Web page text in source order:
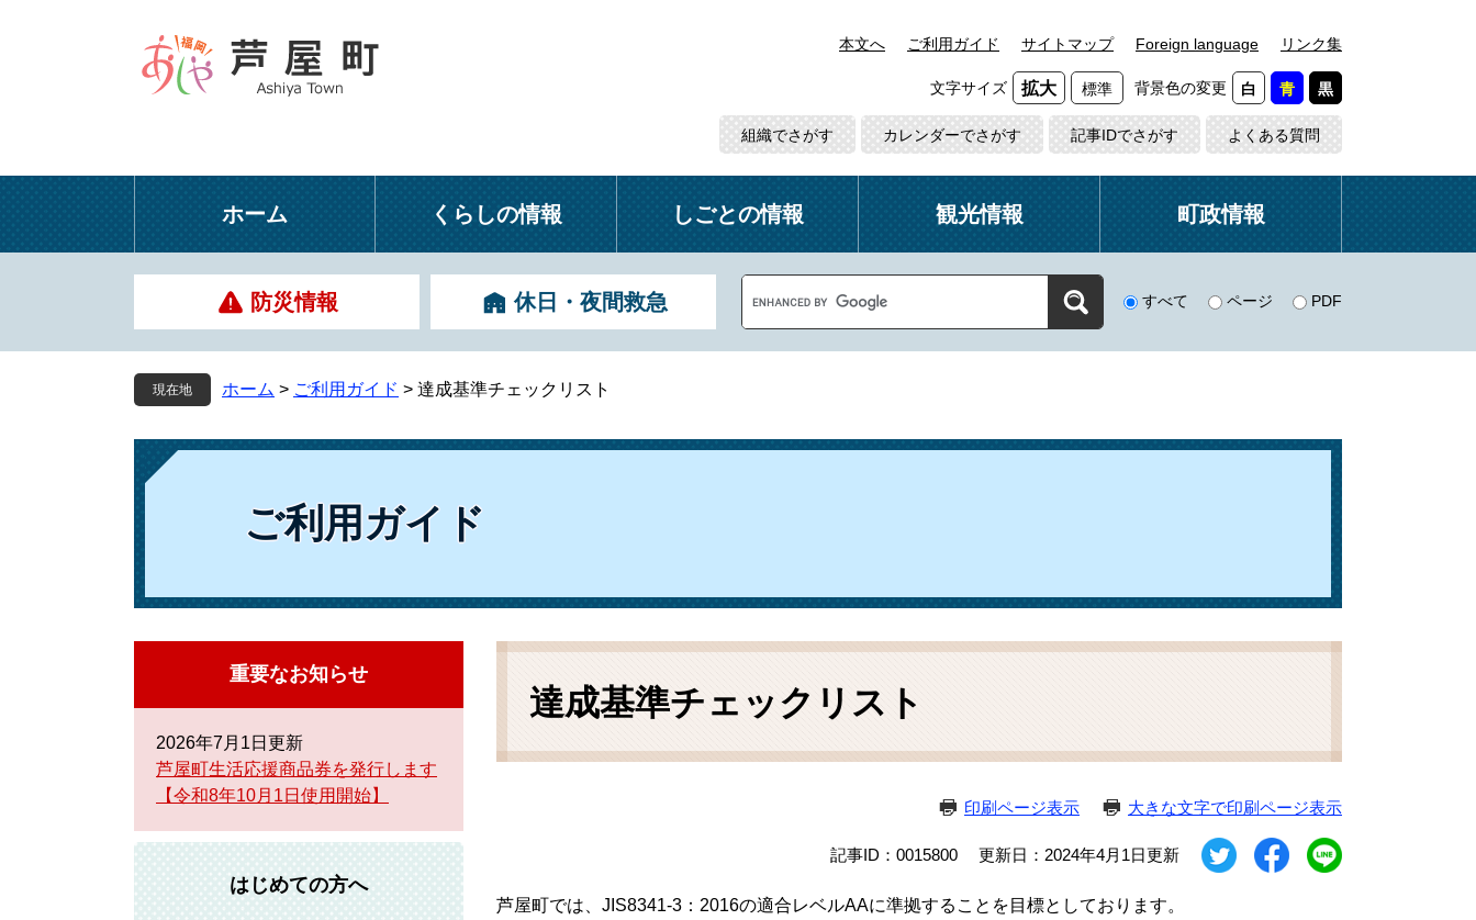
本
本文へ ご利用ガイド サイトマップ Foreign language リンク集
文字サイズ 拡大 標準 背景色の変更 白 青 黒
組織でさがす カレンダーでさがす 記事IDでさがす よくある質問
ホーム くらしの情報 しごとの情報 観光情報 町政情報
防災情報 休日・夜間救急
o
g
ス
すべて ページ PDF
現在地 ホーム > ご利用ガイド > 達成基準チェックリスト
ご利用ガイド
本
達成基準チェックリスト
印刷ページ表示 大きな文字で印刷ページ表示
記事ID：0015800 更新日：2024年4月1日更新
芦屋町では、JIS8341-3：2016の適合レベルAAに準拠することを目標としております。
重要なお知らせ
2026年7月1日更新
芦屋町生活応援商品券を発行します
【令和8年10月1日使用開始】
はじめての方へ